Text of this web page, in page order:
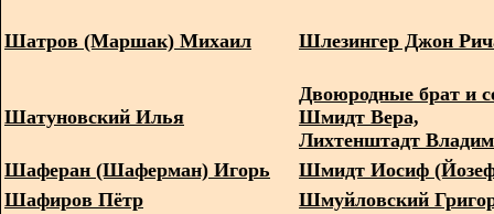
Шатров (Маршак) Михаил Шлезингер Джон
Шатуновский Илья
Двоюродные брат и
Шмидт Вера,
Лихтенштадт
Шаферан (Шаферман) Игорь
Шмидт Иосиф
Шафиров Пётр
Шмуйловский